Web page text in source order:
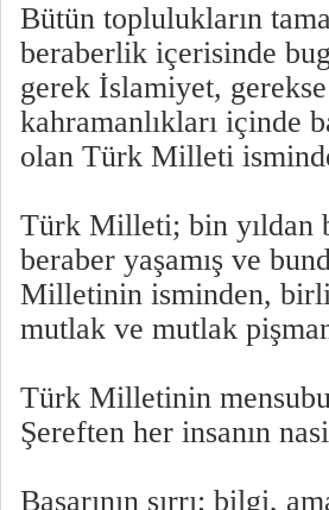
Bütün toplulukların
beraberlik içerisinde
gerek İslamiyet,
kahramanlıkları içinde
olan Türk Milleti
Türk Milleti; bin yıldan
beraber yaşamış ve
Milletinin isminden,
mutlak ve mutlak
Türk Milletinin
Şereften her insanın
Başarının sırrı; bilgi,